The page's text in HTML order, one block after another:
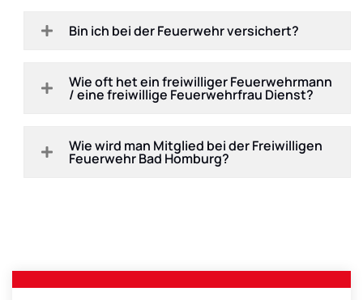
Bin ich bei der Feuerwehr versichert?
Wie oft het ein freiwilliger Feuerwehrmann
/ eine freiwillige Feuerwehrfrau Dienst?
Wie wird man Mitglied bei der Freiwilligen
Feuerwehr Bad Homburg?